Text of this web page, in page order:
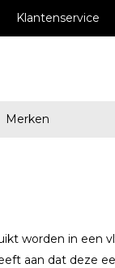
Klantenservice
Merken
worden in een
aan dat deze